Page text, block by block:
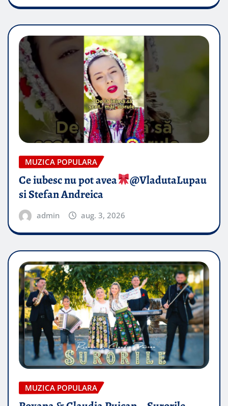
MUZICA POPULARA
Ce iubesc nu pot avea
​@VladutaLupau
si Stefan Andreica
admin aug. 3, 2026
MUZICA POPULARA